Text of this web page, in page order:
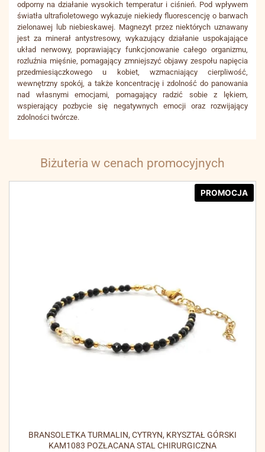
odporny na działanie wysokich temperatur i ciśnień. Pod wpływem
światła ultrafioletowego wykazuje niekiedy fluorescencję o barwach
zielonawej lub niebieskawej. Magnezyt przez niektórych uznawany
jest za minerał antystresowy, wykazujący działanie uspokajające
układ nerwowy, poprawiający funkcjonowanie całego organizmu,
rozluźnia mięśnie, pomagający zmniejszyć objawy zespołu napięcia
przedmiesiączkowego u kobiet, wzmacniający cierpliwość,
wewnętrzny spokój, a także koncentrację i zdolność do panowania
nad własnymi emocjami, pomagający radzić sobie z lękiem,
wspierający pozbycie się negatywnych emocji oraz rozwijający
zdolności twórcze.
Biżuteria w cenach promocyjnych
PROMOCJA
BRANSOLETKA TURMALIN, CYTRYN, KRYSZTAŁ GÓRSKI
KAM1083 POZŁACANA STAL CHIRURGICZNA